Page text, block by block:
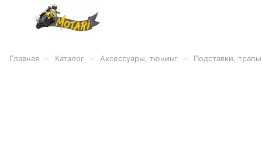
Главная Каталог Аксессуары, тюнинг Подставки, трапы